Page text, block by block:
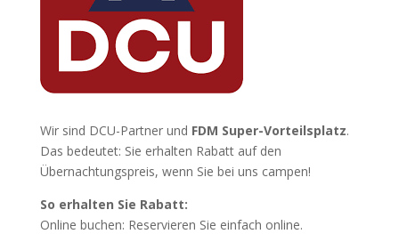
Wir sind DCU-Partner und FDM Super-Vorteilsplatz.
Das bedeutet: Sie erhalten Rabatt auf den
Übernachtungspreis, wenn Sie bei uns campen!
So erhalten Sie Rabatt:
Online buchen: Reservieren Sie einfach online.